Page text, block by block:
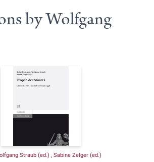
by Wolfgang
Straub (ed.) Sabine Zelger (ed.)